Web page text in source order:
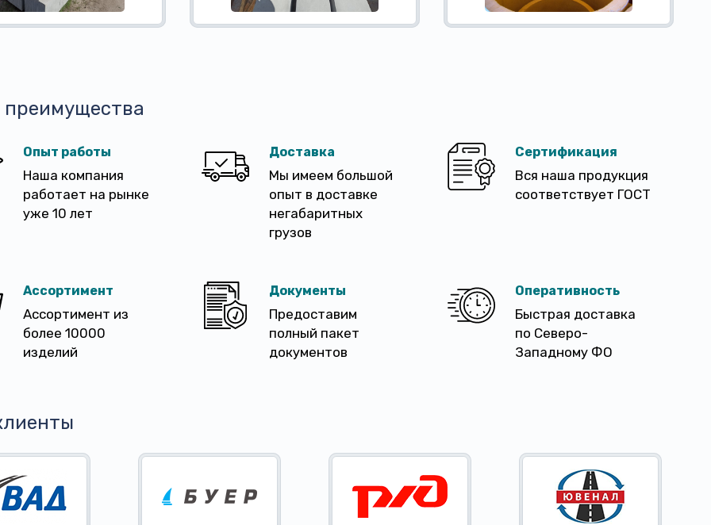
Опыт работы
Наша компания
работает на рынке
уже 10 лет
Доставка
Мы имеем большой
опыт в доставке
негабаритных
грузов
Сертификация
Вся наша продукция
соответствует ГОСТ
Ассортимент
Ассортимент из
более 10000
изделий
Документы
Предоставим
полный пакет
документов
Оперативность
Быстрая доставка
по Северо-
Западному ФО